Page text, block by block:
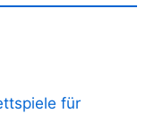
für